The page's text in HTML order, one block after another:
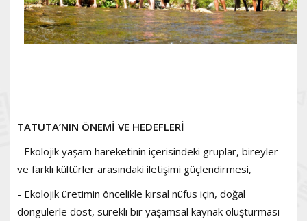
TATUTA’NIN ÖNEMİ VE HEDEFLERİ
- Ekolojik yaşam hareketinin içerisindeki gruplar, bireyler
ve farklı kültürler arasındaki iletişimi güçlendirmesi,
- Ekolojik üretimin öncelikle kırsal nüfus için, doğal
döngülerle dost, sürekli bir yaşamsal kaynak oluşturması